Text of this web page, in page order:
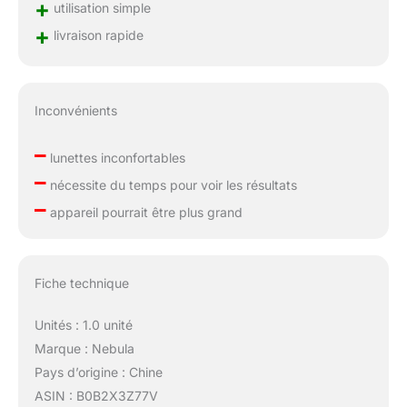
+ utilisation simple
+ livraison rapide
Inconvénients
–lunettes inconfortables
–nécessite du temps pour voir les résultats
–appareil pourrait être plus grand
Fiche technique
Unités : 1.0 unité
Marque : Nebula
Pays d’origine : Chine
ASIN : B0B2X3Z77V